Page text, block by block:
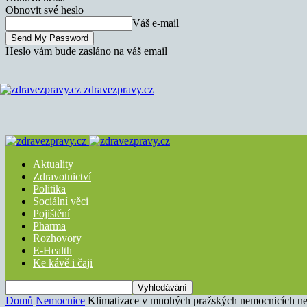
Obnovit své heslo
Váš e-mail
Heslo vám bude zasláno na váš email
zdravezpravy.cz
Aktuality
Zdravotnictví
Politika
Sociální věci
Pojištění
Pharma
Rozhovory
E-Health
Ke kávě i čaji
Domů Nemocnice Klimatizace v mnohých pražských nemocnicích